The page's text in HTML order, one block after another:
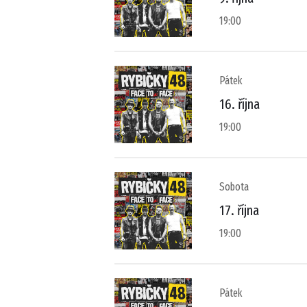
19:00
Pátek
16. října
19:00
Sobota
17. října
19:00
Pátek